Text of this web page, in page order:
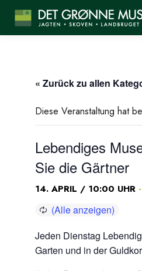
« Zurück zu allen
Diese Veranstaltung hat
Lebendiges
Sie die Gärtner
14. APRIL / 10:00 UHR -
Jeden Dienstag
Garten und in der